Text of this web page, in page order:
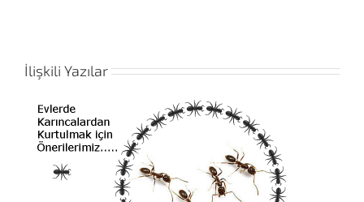
İlişkili Yazılar